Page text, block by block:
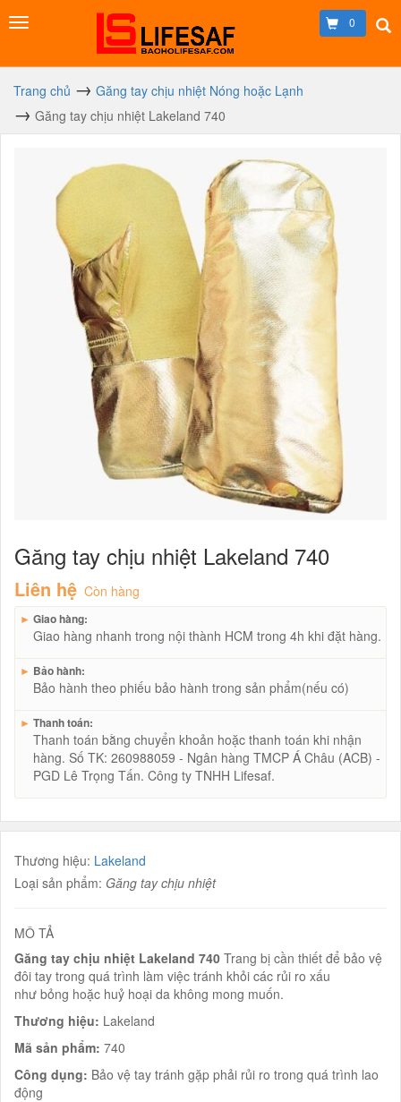
0
Trang chủ
Găng tay chịu nhiệt Nóng hoặc Lạnh
Găng tay chịu nhiệt Lakeland 740
Găng tay chịu nhiệt Lakeland 740
Liên hệ Còn hàng
► Giao hàng:
Giao hàng nhanh trong nội thành HCM trong 4h khi đặt hàng.
► Bảo hành:
Bảo hành theo phiếu bảo hành trong sản phẩm(nếu có)
► Thanh toán:
Thanh toán bằng chuyển khoản hoặc thanh toán khi nhận
hàng. Số TK: 260988059 - Ngân hàng TMCP Á Châu (ACB) -
PGD Lê Trọng Tấn. Công ty TNHH Lifesaf.
Thương hiệu: Lakeland
Loại sản phẩm: Găng tay chịu nhiệt
MÔ TẢ
Găng tay chịu nhiệt Lakeland 740 Trang bị cần thiết để bảo vệ
đôi tay trong quá trình làm việc tránh khỏi các rủi ro xấu
như bỏng hoặc huỷ hoại da không mong muốn.
Thương hiệu: Lakeland
Mã sản phẩm: 740
Công dụng: Bảo vệ tay tránh gặp phải rủi ro trong quá trình lao
động